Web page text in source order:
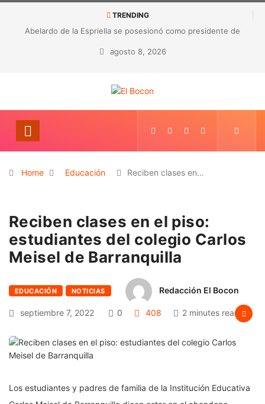
TRENDING
Abelardo de la Espriella se posesionó como presidente de
Colombia
agosto 8, 2026
Home Educación Reciben clases en…
Reciben clases en el piso:
estudiantes del colegio Carlos
Meisel de Barranquilla
EDUCACIÓN NOTICIAS Redacción El Bocon
septiembre 7, 2022 0 408 2 minutes read
Los estudiantes y padres de familia de la Institución Educativa